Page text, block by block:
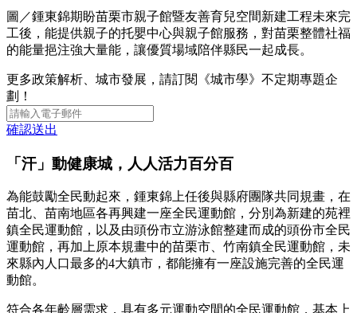
圖／鍾東錦期盼苗栗市親子館暨友善育兒空間新建工程未來完
工後，能提供親子的托嬰中心與親子館服務，對苗栗整體社福
的能量挹注強大量能，讓優質場域陪伴縣民一起成長。
更多政策解析、城市發展，請訂閱《城市學》不定期專題企
劃！
確認送出
「汗」動健康城，人人活力百分百
為能鼓勵全民動起來，鍾東錦上任後與縣府團隊共同規畫，在
苗北、苗南地區各再興建一座全民運動館，分別為新建的苑裡
鎮全民運動館，以及由頭份市立游泳館整建而成的頭份市全民
運動館，再加上原本規畫中的苗栗市、竹南鎮全民運動館，未
來縣內人口最多的4大鎮市，都能擁有一座設施完善的全民運
動館。
符合各年齡層需求，具有多元運動空間的全民運動館，基本上